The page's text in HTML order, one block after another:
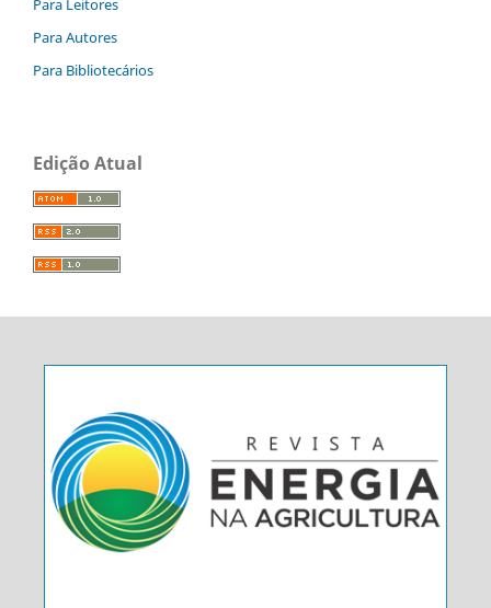
Para Leitores
Para Autores
Para Bibliotecários
Edição Atual